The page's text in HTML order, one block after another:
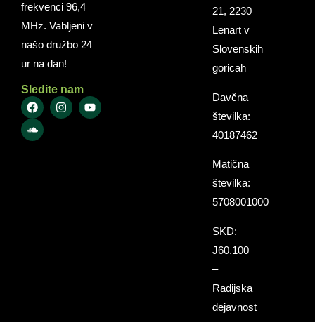
frekvenci 96,4
MHz. Vabljeni v
našo družbo 24
ur na dan!
Sledite nam
21, 2230
Lenart v
Slovenskih
goricah
Davčna
številka:
40187462
Matična
številka:
5708001000
SKD:
J60.100
–
Radijska
dejavnost